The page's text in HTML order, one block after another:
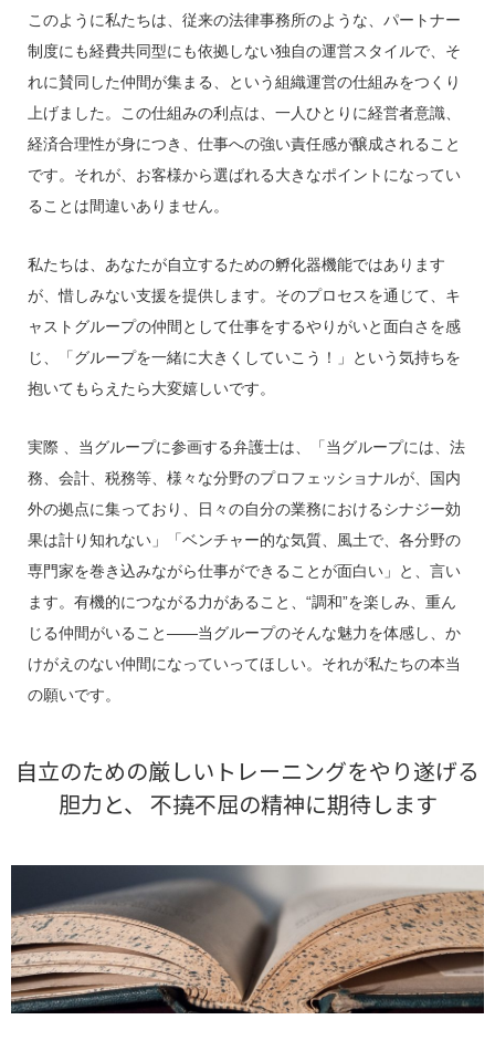
このように私たちは、従来の法律事務所のような、パートナー
制度にも経費共同型にも依拠しない独自の運営スタイルで、そ
れに賛同した仲間が集まる、という組織運営の仕組みをつくり
上げました。この仕組みの利点は、一人ひとりに経営者意識、
経済合理性が身につき、仕事への強い責任感が醸成されること
です。それが、お客様から選ばれる大きなポイントになってい
ることは間違いありません。
私たちは、あなたが自立するための孵化器機能ではあります
が、惜しみない支援を提供します。そのプロセスを通じて、キ
ャストグループの仲間として仕事をするやりがいと面白さを感
じ、「グループを一緒に大きくしていこう！」という気持ちを
抱いてもらえたら大変嬉しいです。
実際 、当グループに参画する弁護士は、「当グループには、法
務、会計、税務等、様々な分野のプロフェッショナルが、国内
外の拠点に集っており、日々の自分の業務におけるシナジー効
果は計り知れない」「ベンチャー的な気質、風土で、各分野の
専門家を巻き込みながら仕事ができることが面白い」と、言い
ます。有機的につながる力があること、“調和”を楽しみ、重ん
じる仲間がいること――当グループのそんな魅力を体感し、か
けがえのない仲間になっていってほしい。それが私たちの本当
の願いです。
自立のための厳しいトレーニングをやり遂げる
胆力と、 不撓不屈の精神に期待します